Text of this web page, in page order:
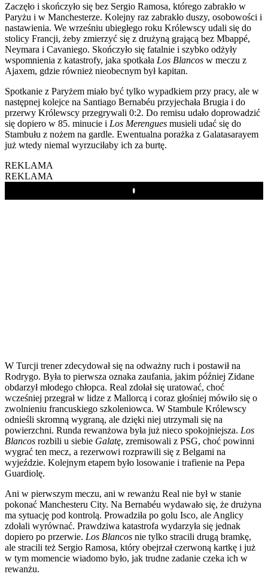
Zaczęło i skończyło się bez Sergio Ramosa, którego zabrakło w
Paryżu i w Manchesterze. Kolejny raz zabrakło duszy, osobowości i
nastawienia. We wrześniu ubiegłego roku Królewscy udali się do
stolicy Francji, żeby zmierzyć się z drużyną grającą bez Mbappé,
Neymara i Cavaniego. Skończyło się fatalnie i szybko odżyły
wspomnienia z katastrofy, jaka spotkała Los Blancos w meczu z
Ajaxem, gdzie również nieobecnym był kapitan.
Spotkanie z Paryżem miało być tylko wypadkiem przy pracy, ale w
następnej kolejce na Santiago Bernabéu przyjechała Brugia i do
przerwy Królewscy przegrywali 0:2. Do remisu udało doprowadzić
się dopiero w 85. minucie i Los Merengues musieli udać się do
Stambułu z nożem na gardle. Ewentualna porażka z Galatasarayem
już wtedy niemal wyrzuciłaby ich za burtę.
REKLAMA
REKLAMA
Play
W Turcji trener zdecydował się na odważny ruch i postawił na
Rodrygo. Była to pierwsza oznaka zaufania, jakim później Zidane
obdarzył młodego chłopca. Real zdołał się uratować, choć
wcześniej przegrał w lidze z Mallorcą i coraz głośniej mówiło się o
zwolnieniu francuskiego szkoleniowca. W Stambule Królewscy
odnieśli skromną wygraną, ale dzięki niej utrzymali się na
powierzchni. Runda rewanżowa była już nieco spokojniejsza. Los
Blancos rozbili u siebie Galatę, zremisowali z PSG, choć powinni
wygrać ten mecz, a rezerwowi rozprawili się z Belgami na
wyjeździe. Kolejnym etapem było losowanie i trafienie na Pepa
Guardiolę.
Ani w pierwszym meczu, ani w rewanżu Real nie był w stanie
pokonać Manchesteru City. Na Bernabéu wydawało się, że drużyna
ma sytuację pod kontrolą. Prowadziła po golu Isco, ale Anglicy
zdołali wyrównać. Prawdziwa katastrofa wydarzyła się jednak
dopiero po przerwie. Los Blancos nie tylko stracili drugą bramkę,
ale stracili też Sergio Ramosa, który obejrzał czerwoną kartkę i już
w tym momencie wiadomo było, jak trudne zadanie czeka ich w
rewanżu.